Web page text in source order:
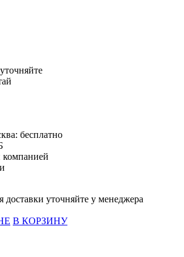
уточняйте
бесплатно
компанией
доставки уточняйте у менеджера
В КОРЗИНУ